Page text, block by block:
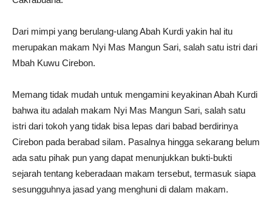
Dari mimpi yang berulang-ulang Abah Kurdi yakin hal itu
merupakan makam Nyi Mas Mangun Sari, salah satu istri dari
Mbah Kuwu Cirebon.
Memang tidak mudah untuk mengamini keyakinan Abah Kurdi
bahwa itu adalah makam Nyi Mas Mangun Sari, salah satu
istri dari tokoh yang tidak bisa lepas dari babad berdirinya
Cirebon pada berabad silam. Pasalnya hingga sekarang belum
ada satu pihak pun yang dapat menunjukkan bukti-bukti
sejarah tentang keberadaan makam tersebut, termasuk siapa
sesungguhnya jasad yang menghuni di dalam makam.